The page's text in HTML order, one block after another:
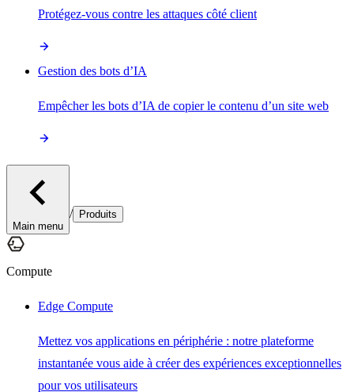
Protégez-vous contre les attaques côté client
Gestion des bots d’IA
Empêcher les bots d’IA de copier le contenu d’un site web
Main menu
/ Produits
Compute
Edge Compute
Mettez vos applications en périphérie : notre plateforme
instantanée vous aide à créer des expériences exceptionnelles
pour vos utilisateurs